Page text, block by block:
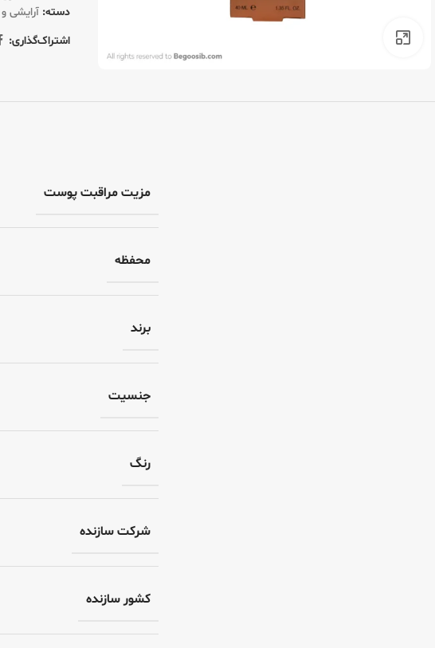
دسته: آرایشی
اشتراک‌گذاری:
مزیت مراقبت پوست
محفظه
برند
جنسیت
رنگ
شرکت سازنده
کشور سازنده